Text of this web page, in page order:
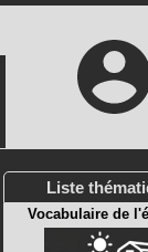
Liste
Vocabulaire de